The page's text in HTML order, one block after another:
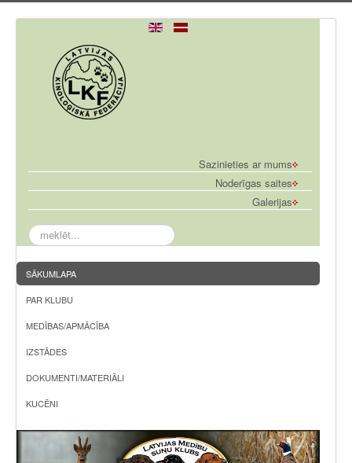
Sazinieties ar mums
Noderīgas saites
Galerijas
meklēt...
SĀKUMLAPA
PAR KLUBU
MEDĪBAS/APMĀCĪBA
IZSTĀDES
DOKUMENTI/MATERIĀLI
KUCĒNI